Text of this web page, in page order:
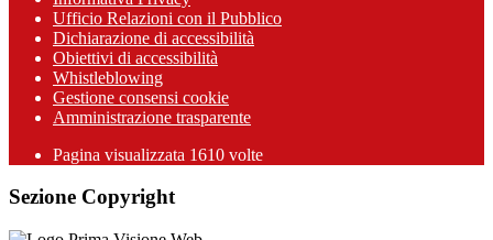
Ufficio Relazioni con il Pubblico
Dichiarazione di accessibilità
Obiettivi di accessibilità
Whistleblowing
Gestione consensi cookie
Amministrazione trasparente
Pagina visualizzata 1610 volte
Sezione Copyright